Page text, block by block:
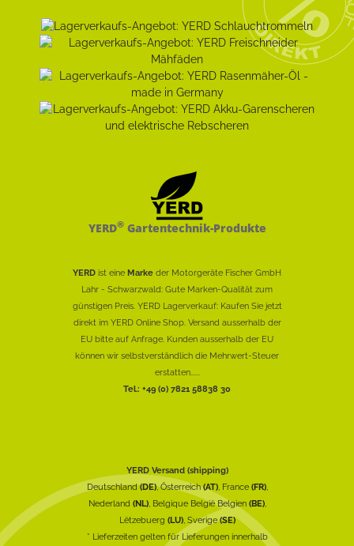
YERD®Gartentechnik-Produkte
YERD ist eine Marke der Motorgeräte Fischer GmbH
Lahr - Schwarzwald: Gute Marken-Qualität zum
günstigen Preis. YERD Lagerverkauf: Kaufen Sie jetzt
direkt im YERD Online Shop. Versand ausserhalb der
EU bitte auf Anfrage. Kunden ausserhalb der EU
können wir selbstverständlich die Mehrwert-Steuer
erstatten......
Tel.: +49 (0) 7821 58838 30
YERD Versand (shipping)
Deutschland(DE), Österreich(AT), France (FR),
Nederland (NL), Belgique België Belgien (BE),
Lëtzebuerg (LU), Sverige(SE)
* Lieferzeiten gelten für Lieferungen innerhalb